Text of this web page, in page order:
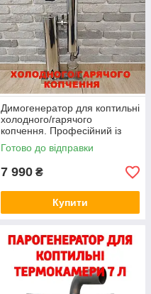
Димогенератор для коптильні
холодного/гарячого
копчення. Професійний із
нержавіючої сталі
Готово до відправки
7 990 ₴
Купити